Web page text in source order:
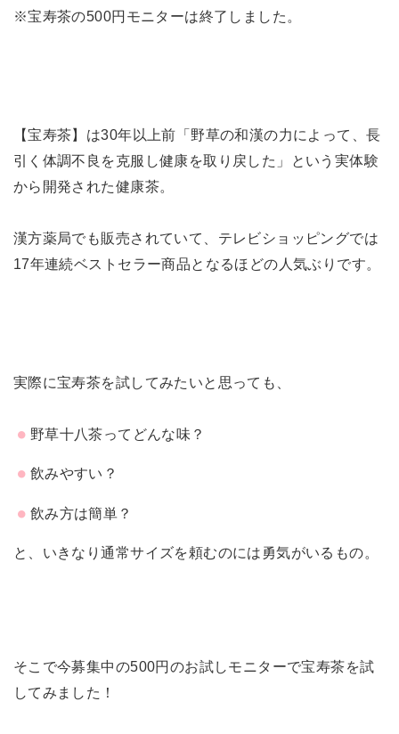
※宝寿茶の500円モニターは終了しました。
【宝寿茶】は30年以上前「野草の和漢の力によって、長
引く体調不良を克服し健康を取り戻した」という実体験
から開発された健康茶。
漢方薬局でも販売されていて、テレビショッピングでは
17年連続ベストセラー商品となるほどの人気ぶりです。
実際に宝寿茶を試してみたいと思っても、
野草十八茶ってどんな味？
飲みやすい？
飲み方は簡単？
と、いきなり通常サイズを頼むのには勇気がいるもの。
そこで今募集中の500円のお試しモニターで宝寿茶を試
してみました！